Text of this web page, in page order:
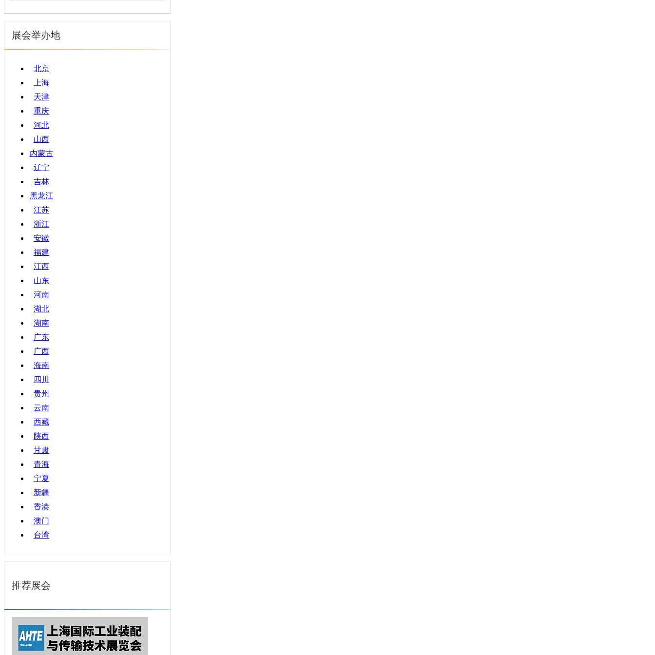
江西
山东
河南
湖北
湖南
广东
广西
海南
四川
贵州
云南
西藏
陕西
甘肃
青海
宁夏
新疆
香港
澳门
台湾
暖通空调
汽车制造
橡塑机械
烟草机械
医疗设备
印刷机械
6月
7月
8月
9月
10月
11月
12月
展会举办地
北京
上海
天津
重庆
河北
山西
内蒙古
辽宁
吉林
黑龙江
江苏
浙江
安徽
福建
江西
山东
河南
湖北
湖南
广东
广西
海南
四川
贵州
云南
西藏
陕西
甘肃
青海
宁夏
新疆
香港
澳门
台湾
推荐展会